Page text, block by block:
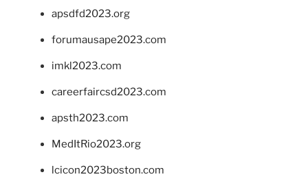
apsdfd2023.org
forumausape2023.com
imkl2023.com
careerfaircsd2023.com
apsth2023.com
MedItRio2023.org
lcicon2023boston.com